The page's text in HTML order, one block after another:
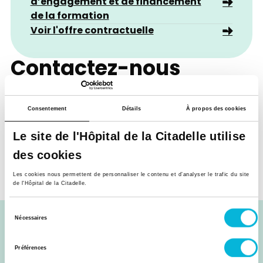
Consentement Détails À propos des cookies
Le site de l'Hôpital de la Citadelle utilise
des cookies
Les cookies nous permettent de personnaliser le contenu et d’analyser le trafic du site
de l'Hôpital de la Citadelle.
Nécessaires
Préférences
de la formation
Voir l'offre contractuelle
Contactez-nous
Pour toute information complémentaire, n’hésitez
pas à nous contacter !
Cliquez pour voir l’email
Déposer ma candidature